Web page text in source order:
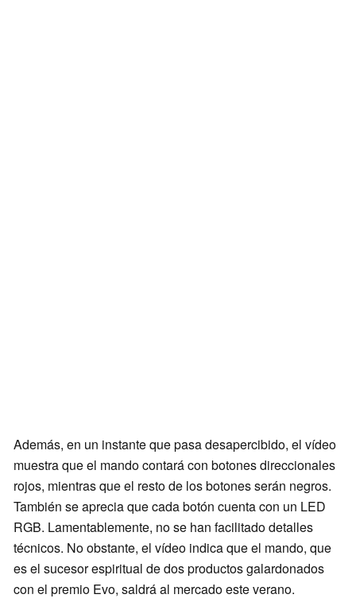
Además, en un instante que pasa desapercibido, el vídeo
muestra que el mando contará con botones direccionales
rojos, mientras que el resto de los botones serán negros.
También se aprecia que cada botón cuenta con un LED
RGB. Lamentablemente, no se han facilitado detalles
técnicos. No obstante, el vídeo indica que el mando, que
es el sucesor espiritual de dos productos galardonados
con el premio Evo, saldrá al mercado este verano.